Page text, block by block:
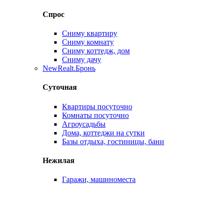
Спрос
Сниму квартиру
Сниму комнату
Сниму коттедж, дом
Сниму дачу
NewRealt.Бронь
Суточная
Квартиры посуточно
Комнаты посуточно
Агроусадьбы
Дома, коттеджи на сутки
Базы отдыха, гостиницы, бани
Нежилая
Гаражи, машиноместа